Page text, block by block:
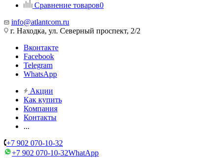
Сравнение товаров0
info@atlantcom.ru
г. Находка, ул. Северный проспект, 2/2
Вконтакте
Facebook
Telegram
WhatsApp
Акции
Как купить
Компания
Контакты
...
+7 902 070-10-32
+7 902 070-10-32WhatApp